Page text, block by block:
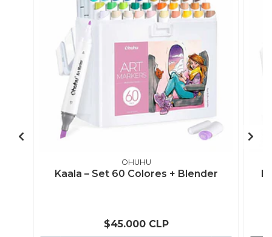
OHUHU
Kaala – Set 60 Colores + Blender
$45.000 CLP